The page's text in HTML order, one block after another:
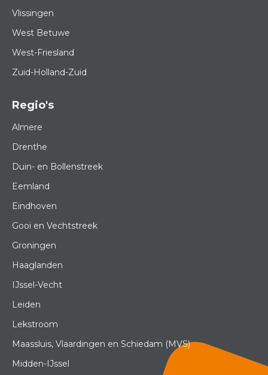
Regio's
Almere
Drenthe
Duin- en Bollenstreek
Eemland
Eindhoven
Gooi en Vechtstreek
Groningen
Haaglanden
IJssel-Vecht
Leiden
Lekstroom
Maassluis, Vlaardingen en Schiedam (MVS)
Midden-IJssel
Vlissingen
West Betuwe
West-Friesland
Zuid-Holland-Zuid